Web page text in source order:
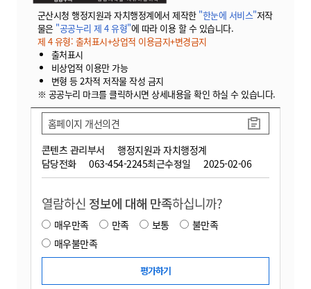
군산시청 행정지원과 자치행정계에서 제작한 "한눈에 서비스"저작
물은 "공공누리 제 4 유형"에 따라 이용 할 수 있습니다.
제 4 유형: 출처표시+상업적 이용금지+변경금지
출처표시
비상업적 이용만 가능
변형 등 2차적 저작물 작성 금지
※ 공공누리 마크를 클릭하시면 상세내용을 확인 하실 수 있습니다.
콘텐츠 관리부서
행정지원과 자치행정계
담당전화
063-454-2245최근수정일 2025-02-06
홈페이지 개선의견
열람하신 정보에 대해 만족하십니까?
매우만족 만족 보통
불만족
매우불만족